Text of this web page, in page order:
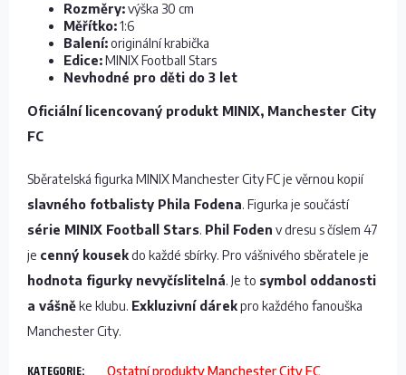
Rozměry:výška 30 cm
Měřítko:1:6
Balení:originální krabička
Edice:MINIX Football Stars
Nevhodné pro děti do 3 let
Oficiální licencovaný produkt MINIX, Manchester City
FC
Sběratelská figurka MINIX Manchester City FC je věrnou kopií
slavného fotbalisty Phila Fodena. Figurka je součástí
série MINIX Football Stars. Phil Foden v dresu s číslem 47
je cenný kousekdo každé sbírky. Pro vášnivého sběratele je
hodnota figurky nevyčíslitelná. Je to symbol oddanosti
a vášněke klubu. Exkluzivní dárekpro každého fanouška
Manchester City.
KATEGORIE: Ostatní produkty Manchester City FC